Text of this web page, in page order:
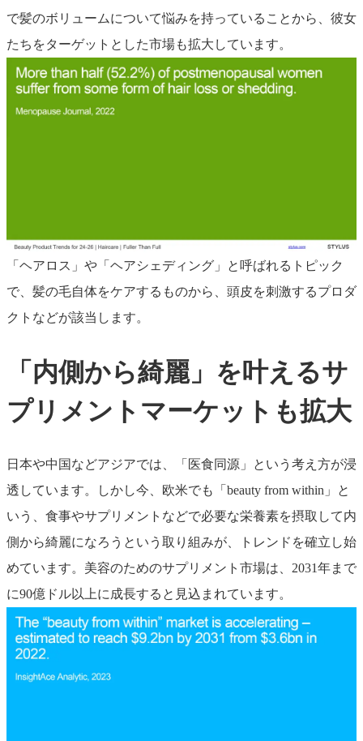
で髪のボリュームについて悩みを持っていることから、彼女
たちをターゲットとした市場も拡大しています。
「ヘアロス」や「ヘアシェディング」と呼ばれるトピック
で、髪の毛自体をケアするものから、頭皮を刺激するプロダ
クトなどが該当します。
「内側から綺麗」を叶えるサ
プリメントマーケットも拡大
日本や中国などアジアでは、「医食同源」という考え方が浸
透しています。しかし今、欧米でも「beauty from within」と
いう、食事やサプリメントなどで必要な栄養素を摂取して内
側から綺麗になろうという取り組みが、トレンドを確立し始
めています。美容のためのサプリメント市場は、2031年まで
に90億ドル以上に成長すると見込まれています。